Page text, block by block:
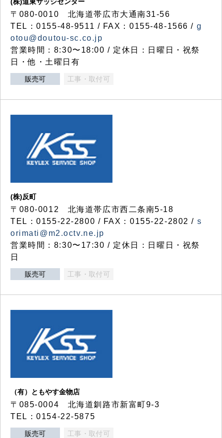
〒080-0010 北海道帯広市大通南31-56
TEL：0155-48-9511 / FAX：0155-48-1566 / g
otou@doutou-sc.co.jp
営業時間：8:30〜18:00 / 定休日：日曜日・祝祭
日・他・土曜日有
販売可 工事・取付可
(株)反町
〒080-0012 北海道帯広市西二条南5-18
TEL：0155-22-2800 / FAX：0155-22-2802 / s
orimati@m2.octv.ne.jp
営業時間：8:30〜17:30 / 定休日：日曜日・祝祭
日
販売可 工事・取付可
（有）ともやす金物店
〒085-0004 北海道釧路市新富町9-3
TEL：0154-22-5875
販売可 工事・取付可